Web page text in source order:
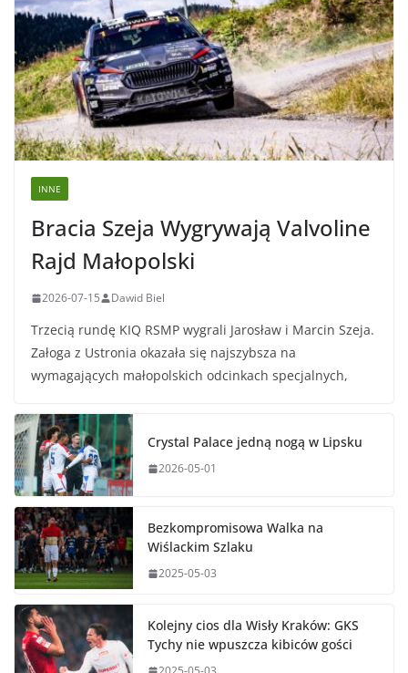
INNE
Bracia Szeja Wygrywają Valvoline
Rajd Małopolski
2026-07-15 Dawid Biel
Trzecią rundę KIQ RSMP wygrali Jarosław i Marcin Szeja.
Załoga z Ustronia okazała się najszybsza na
wymagających małopolskich odcinkach specjalnych,
Crystal Palace jedną nogą w Lipsku
2026-05-01
Bezkompromisowa Walka na
Wiślackim Szlaku
2025-05-03
Kolejny cios dla Wisły Kraków: GKS
Tychy nie wpuszcza kibiców gości